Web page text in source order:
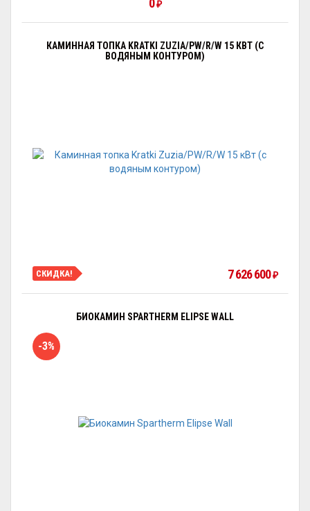
0₽
КАМИННАЯ ТОПКА KRATKI ZUZIA/PW/R/W 15 КВТ (С
ВОДЯНЫМ КОНТУРОМ)
СКИДКА! 7 626 600₽
БИОКАМИН SPARTHERM ELIPSE WALL
-3%